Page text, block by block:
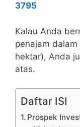
3795
Kalau Anda
penajam
hektar), Anda
atas.
Daftar ISI
Prospek